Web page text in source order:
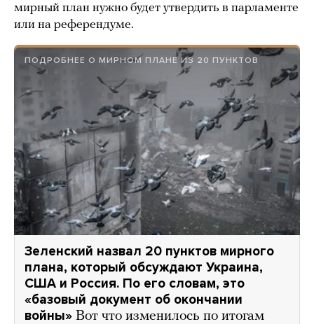
мирный план нужно будет утвердить в парламенте
или на референдуме.
ПОДРОБНЕЕ О МИРНОМ ПЛАНЕ ИЗ 20 ПУНКТОВ
Зеленский назвал 20 пунктов мирного
плана, который обсуждают Украина,
США и Россия. По его словам, это
«базовый документ об окончании
войны» Вот что изменилось по итогам